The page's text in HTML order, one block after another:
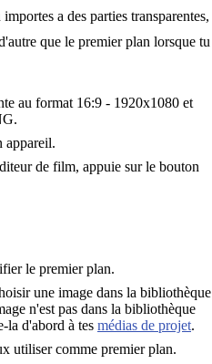
a des parties transparentes,
que le premier plan lorsque tu
au format 16:9 - 1920x1080 et
appareil.
de film, appuie sur le bouton
le premier plan.
une image dans la bibliothèque
n'est pas dans la bibliothèque
la d'abord à tes médias de projet.
utiliser comme premier plan.